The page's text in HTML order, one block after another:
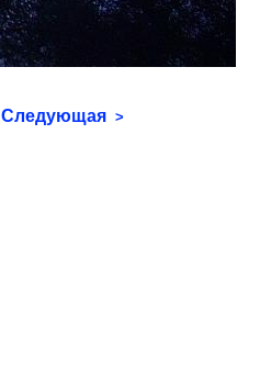
Следующая >